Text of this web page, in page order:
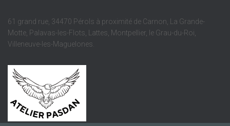
61 grand rue, 34470 Pérols à proximité de Carnon, La Grande-
Motte, Palavas-les-Flots, Lattes, Montpellier, le Grau-du-Roi,
Villeneuve-les-Maguelones.